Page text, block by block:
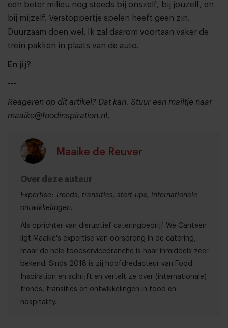
een beter milieu nog steeds bij onszelf, bij jouzelf, en
bij mijzelf. Verstoppertje spelen heeft geen zin.
Duurzaam doen wel. Ik zal daarom voortaan vaker de
trein pakken in plaats van de auto.
En jij?
---
Reageren op dit artikel? Dat kan. Stuur een mailtje naar
maaike@foodinspiration.nl.
Maaike de Reuver
Over deze auteur
Expertise: Trends, transities, start-ups, internationale
ontwikkelingen.
Als oprichter van disruptief cateringbedrijf We Canteen
ligt Maaike's expertise van oorsprong in de catering,
maar de hele foodservicebranche is haar inmiddels zeer
bekend. Sinds 2018 is zij hoofdredacteur van Food
Inspiration en schrijft en vertelt ze over (internationale)
trends, transities en ontwikkelingen in food en
hospitality.